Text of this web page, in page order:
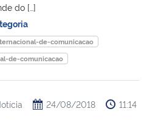
dos Direitos Humanos
do […]
de-comunicacao
de-comunicacao
24/08/2018 11:14